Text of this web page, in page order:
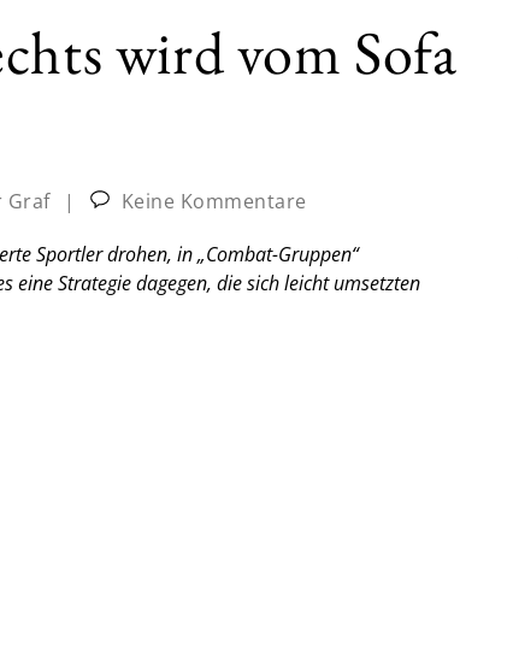
wird vom Sofa
Graf |
Keine Kommentare
Sportler drohen, in „Combat-Gruppen“
Strategie dagegen, die sich leicht umsetzten